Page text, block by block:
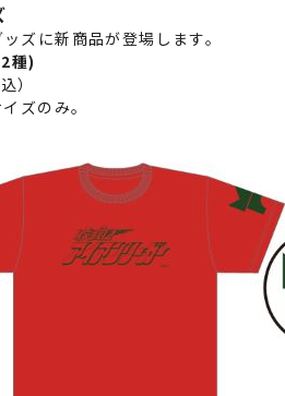
ズに新商品が登場します。
種)
）
ズのみ。